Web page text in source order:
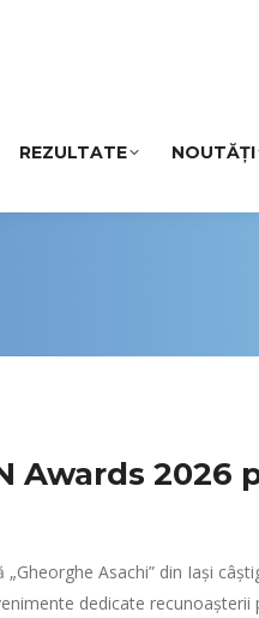
REZULTATE NOUTĂȚI
Awards 2026
Asachi” din Iași
dedicate